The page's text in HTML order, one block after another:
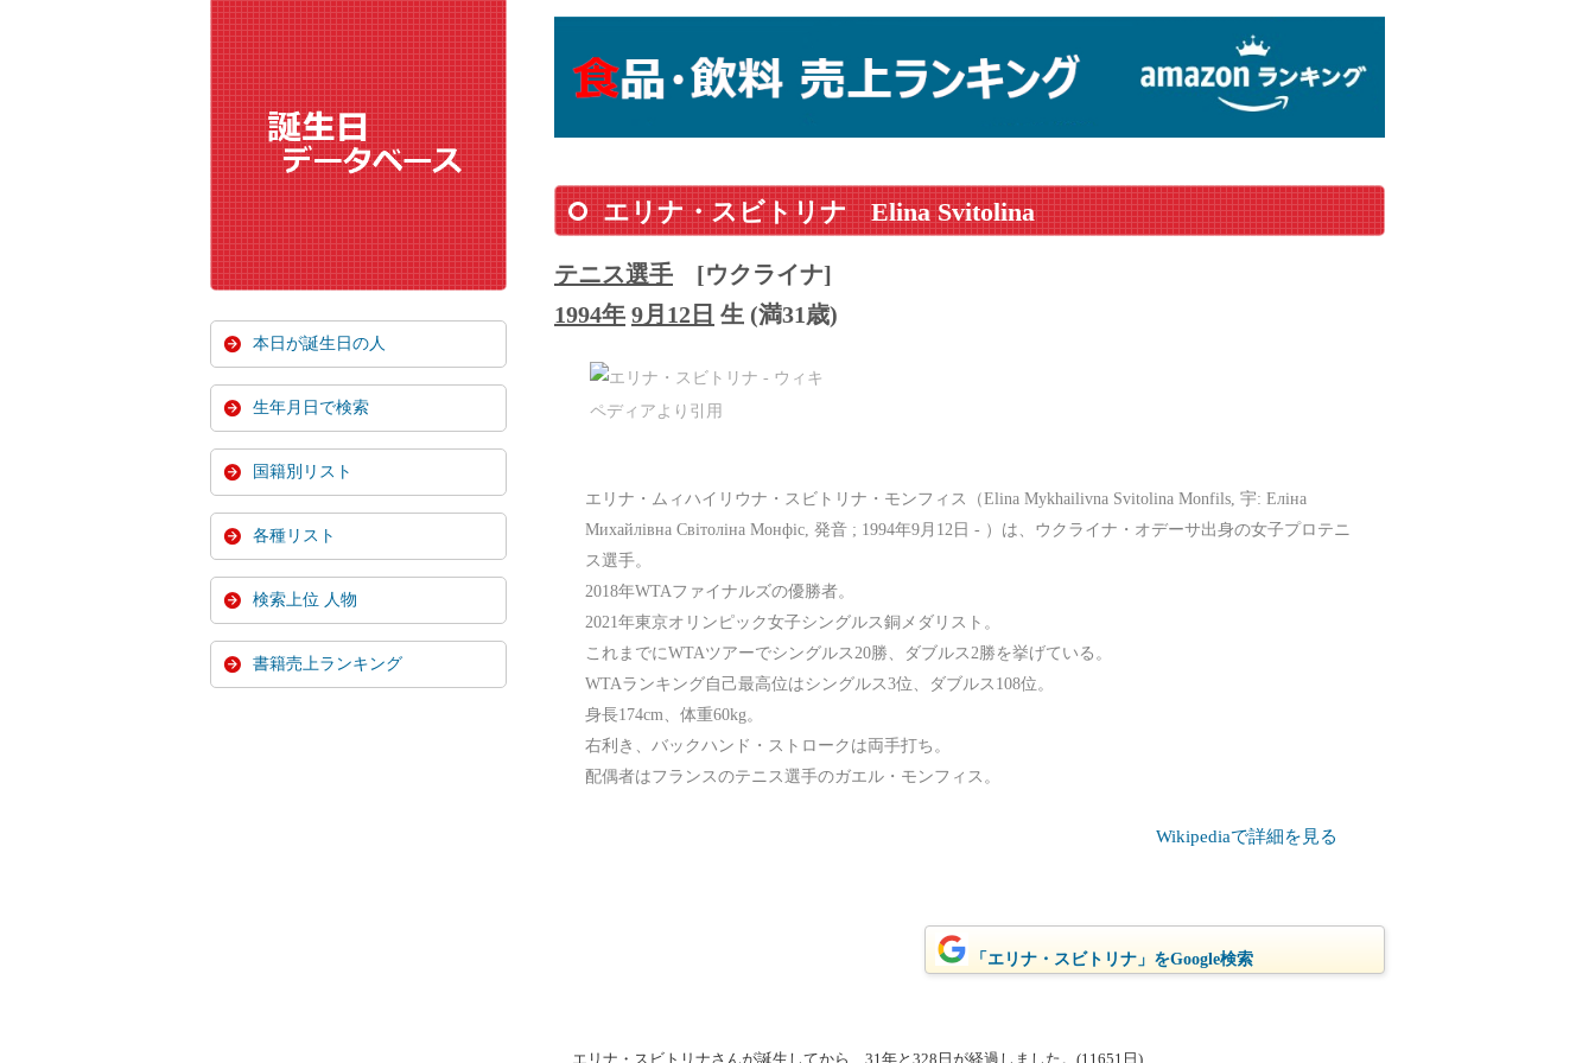
エリナ・スビトリナ Elina Svitolina
テニス選手
[ウクライナ]
1994年 9月12日 生 (満31歳)
エリナ・ムィハイリウナ・スビトリナ・モンフィス（Elina Mykhailivna Svitolina Monfils, 宇: Еліна
Михайлівна Світоліна Монфіс, 発音 ; 1994年9月12日 - ）は、ウクライナ・オデーサ出身の女子プロテニ
ス選手。
2018年WTAファイナルズの優勝者。
2021年東京オリンピック女子シングルス銅メダリスト。
これまでにWTAツアーでシングルス20勝、ダブルス2勝を挙げている。
WTAランキング自己最高位はシングルス3位、ダブルス108位。
身長174cm、体重60kg。
右利き、バックハンド・ストロークは両手打ち。
配偶者はフランスのテニス選手のガエル・モンフィス。
Wikipediaで詳細を見る
「エリナ・スビトリナ」をGoogle検索
エリナ・スビトリナさんが誕生してから、31年と328日が経過しました。(11651日)
本日が誕生日の人
生年月日で検索
国籍別リスト
各種リスト
検索上位 人物
書籍売上ランキング